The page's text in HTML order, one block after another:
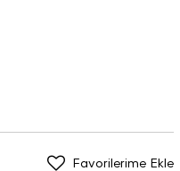
Favorilerime Ekle